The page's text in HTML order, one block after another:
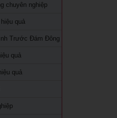
cao trong quản trị nhân
viên
nội bộ tại TPHCM
Tại TPHCM
chuyên nghiệp
quả
Trước Đám Đông
quả
quả